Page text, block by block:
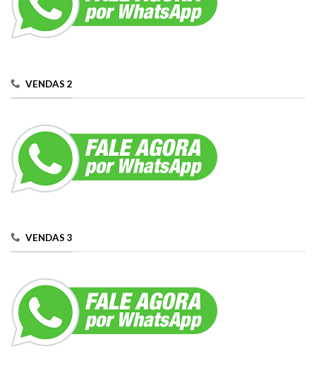
VENDAS 2
VENDAS 3